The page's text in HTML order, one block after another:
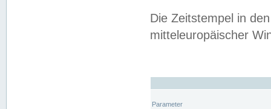
Die Zeitstempel in
mitteleuropäischer
Parameter